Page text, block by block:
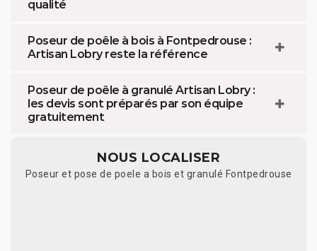
qualité
Poseur de poêle à bois à Fontpedrouse :
Artisan Lobry reste la référence
Poseur de poêle à granulé Artisan Lobry :
les devis sont préparés par son équipe
gratuitement
NOUS LOCALISER
Poseur et pose de poele a bois et granulé Fontpedrouse